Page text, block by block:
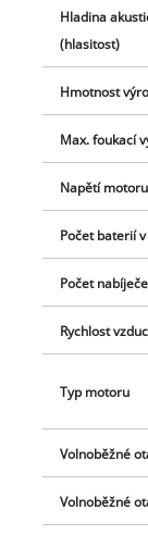
Hladina
(hlasitost)
Hmotnost
Max. foukací
Napětí motoru
Počet baterií
Počet
Rychlost
Typ motoru
Volnoběžné
Volnoběžné